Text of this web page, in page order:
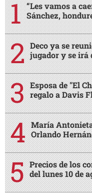
“Les vamos a
Sánchez,
Deco ya se
jugador y se irá
Esposa de "El
regalo a Davis
María
Orlando
Precios de los
del lunes 10 de